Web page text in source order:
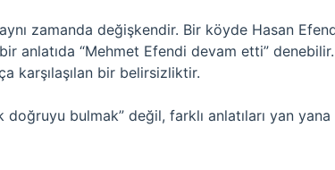
zamanda değişkendir. Bir köyde Hasan
anlatıda “Mehmet Efendi devam etti”
karşılaşılan bir belirsizliktir.
doğruyu bulmak” değil, farklı anlatıları yan